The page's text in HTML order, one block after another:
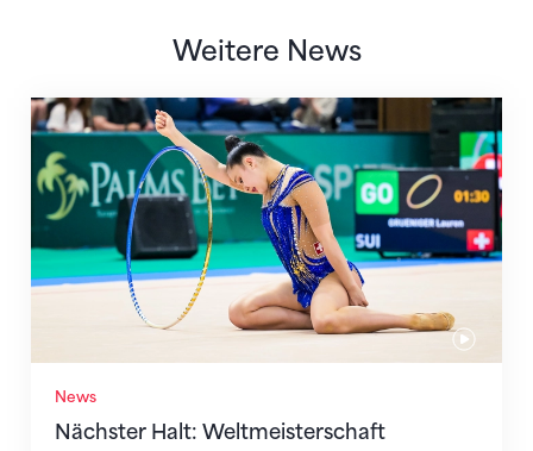
Weitere News
News
Nächster Halt: Weltmeisterschaft
Nächster Halt: Weltmeisterschaft